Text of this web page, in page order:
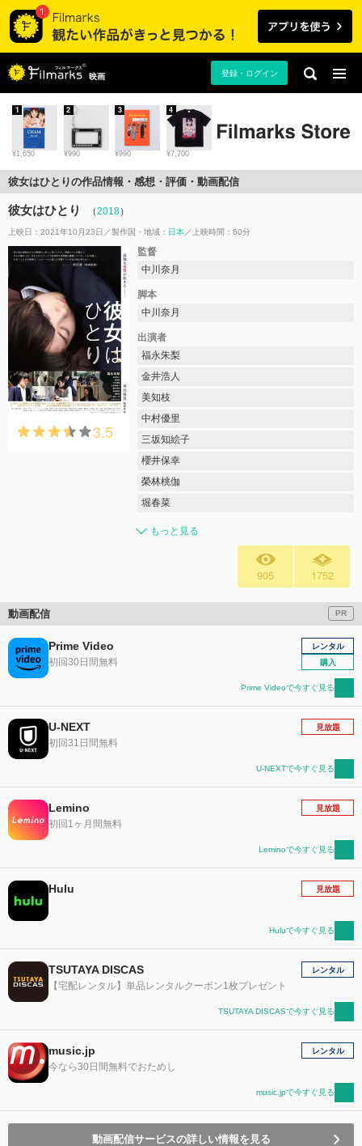
映画 登録・ログイン
¥1,650
1
¥990
2
¥990
3
¥7,700
4
彼女はひとりの作品情報・感想・評価・動画配信
彼女はひとり （2018）
上映日：2021年10月23日 製作国・地域： 日本 上映時間：60分
3.5
監督
中川奈月
脚本
中川奈月
出演者
福永朱梨
金井浩人
美知枝
中村優里
三坂知絵子
櫻井保幸
榮林桃伽
堀春菜
もっと見る
905 1752
動画配信 PR
Prime Video
初回30日間無料
レンタル
購入
Prime Videoで今すぐ見る
U-NEXT
初回31日間無料
見放題
U-NEXTで今すぐ見る
Lemino
初回1ヶ月間無料
見放題
Leminoで今すぐ見る
Hulu 見放題
Huluで今すぐ見る
TSUTAYA DISCAS
【宅配レンタル】単品レンタルクーポン1枚プレゼント
レンタル
TSUTAYA DISCASで今すぐ見る
music.jp
今なら30日間無料でおためし
レンタル
music.jpで今すぐ見る
動画配信サービスの詳しい情報を見る